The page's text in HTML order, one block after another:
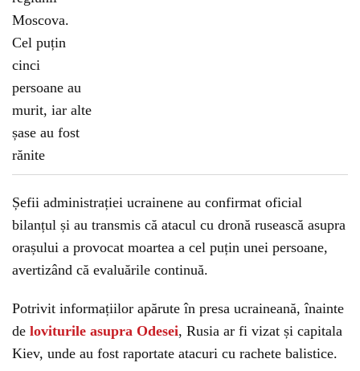
Șefii administrației ucrainene au confirmat oficial
bilanțul și au transmis că atacul cu dronă rusească asupra
orașului a provocat moartea a cel puțin unei persoane,
avertizând că evaluările continuă.
Potrivit informațiilor apărute în presa ucraineană, înainte
de loviturile asupra Odesei, Rusia ar fi vizat și capitala
Kiev, unde au fost raportate atacuri cu rachete balistice.